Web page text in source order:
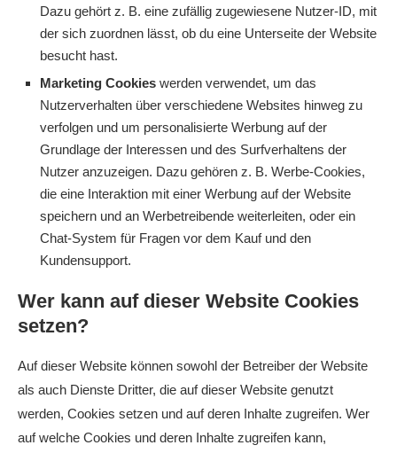
Dazu gehört z. B. eine zufällig zugewiesene Nutzer-ID, mit
der sich zuordnen lässt, ob du eine Unterseite der Website
besucht hast.
Marketing Cookies werden verwendet, um das
Nutzerverhalten über verschiedene Websites hinweg zu
verfolgen und um personalisierte Werbung auf der
Grundlage der Interessen und des Surfverhaltens der
Nutzer anzuzeigen. Dazu gehören z. B. Werbe-Cookies,
die eine Interaktion mit einer Werbung auf der Website
speichern und an Werbetreibende weiterleiten, oder ein
Chat-System für Fragen vor dem Kauf und den
Kundensupport.
Wer kann auf dieser Website Cookies
setzen?
Auf dieser Website können sowohl der Betreiber der Website
als auch Dienste Dritter, die auf dieser Website genutzt
werden, Cookies setzen und auf deren Inhalte zugreifen. Wer
auf welche Cookies und deren Inhalte zugreifen kann,